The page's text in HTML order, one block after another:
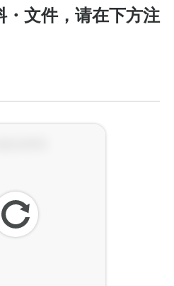
文件，请在下方注
刷
新